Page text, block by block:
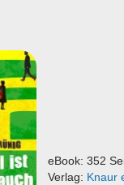
eBook: 352
Verlag: Knaur